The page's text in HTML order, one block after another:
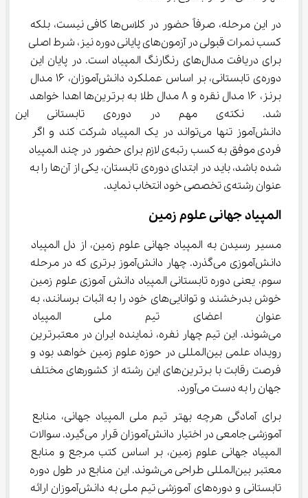
در این مرحله، صرفاً حضور در کلاس‌ها کافی نیست، بلکه
کسب نمرات قبولی در آزمون‌های پایانی دوره نیز، شرط اصلی
برای دریافت مدال‌های رنگارنگ المپیاد است. در پایان این
دوره‌ی تابستانی، بر اساس عملکرد دانش‌آموزان، ۱۶ مدال
برنز، ۱۶ مدال نقره و ۸ مدال طلا به برترین‌ها اهدا خواهد
شد. نکته‌ی مهم در دوره‌ی
دانش‌آموز تنها می‌تواند در یک المپیاد شرکت کند و اگر
فردی موفق به کسب رتبه‌ی لازم برای حضور در چند المپیاد
شده باشد، باید در ابتدای دوره‌ی تابستان، یکی از آن‌ها را به
عنوان رشته‌ی تخصصی خود انتخاب نماید.
المپیاد جهانی علوم زمین
مسیر رسیدن به المپیاد جهانی علوم زمین، از دل المپیاد
دانش‌آموزی می‌گذرد. چهار دانش‌آموز برتری که در مرحله
سوم، یعنی دوره تابستانی المپیاد دانش آموزی علوم زمین
خوش بدرخشند و توانایی‌های خود را به اثبات برسانند، به
عنوان اعضای تیم ملی المپیاد
می‌شوند. این تیم چهار نفره، نماینده ایران در معتبرترین
رویداد علمی بین‌المللی در حوزه علوم زمین خواهد بود و
فرصت رقابت با برترین‌های این رشته از کشورهای مختلف
جهان را به دست می‌آورد.
برای آمادگی هرچه بهتر تیم ملی المپیاد جهانی، منابع
آموزشی جامعی در اختیار دانش‌آموزان قرار می‌گیرد. سوالات
المپیاد جهانی علوم زمین، بر اساس کتب مرجع و منابع
معتبر بین‌المللی طراحی می‌شوند. این منابع در طول دوره
تابستانی و دوره‌های آموزشی تیم ملی به دانش‌آموزان ارائه